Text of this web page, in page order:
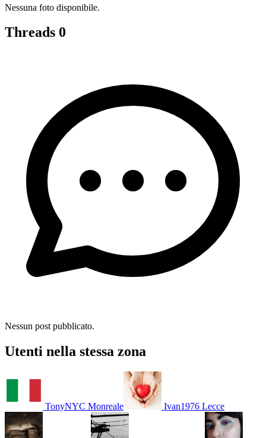
Nessuna foto disponibile.
Threads 0
Nessun post pubblicato.
Utenti nella stessa zona
TonyNYC Monreale Ivan1976 Lecce